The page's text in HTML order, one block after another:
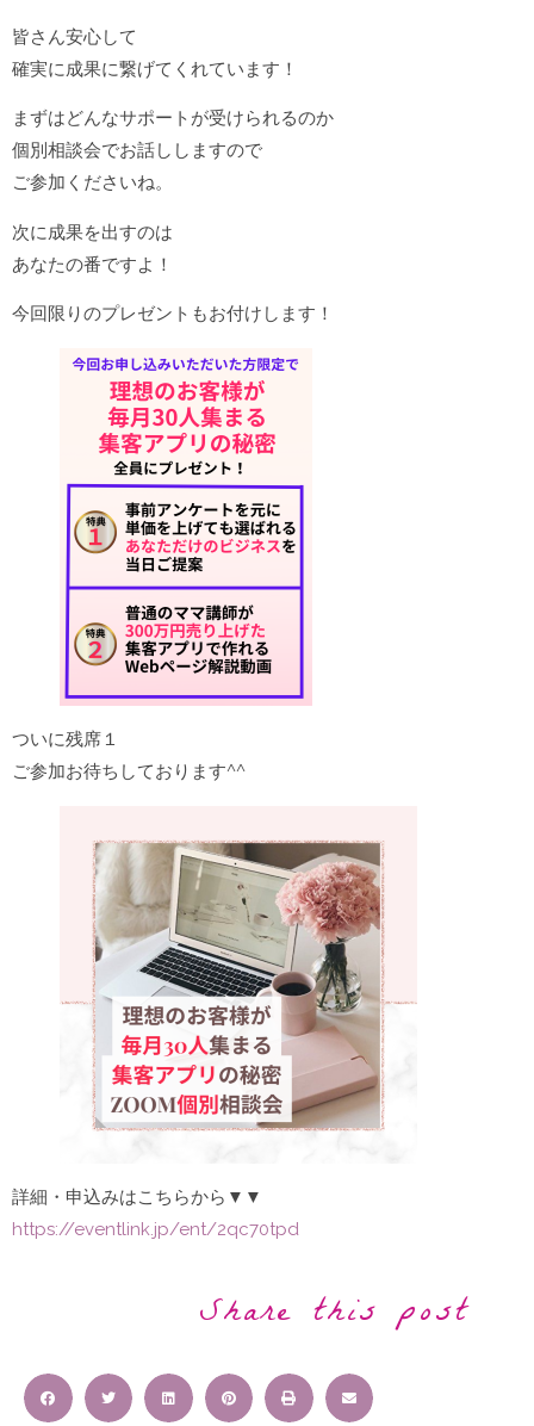
皆さん安心して
確実に成果に繋げてくれています！
まずはどんなサポートが受けられるのか
個別相談会でお話ししますので
ご参加くださいね。
次に成果を出すのは
あなたの番ですよ！
今回限りのプレゼントもお付けします！
ついに残席１
ご参加お待ちしております^^
詳細・申込みはこちらから▼▼
https://eventlink.jp/ent/2qc70tpd
Share this post